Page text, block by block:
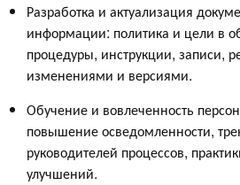
Разработка и актуализация
информации: политика и цели в
процедуры, инструкции, записи,
изменениями и версиями.
Обучение и вовлеченность
повышение осведомленности,
руководителей процессов,
улучшений.